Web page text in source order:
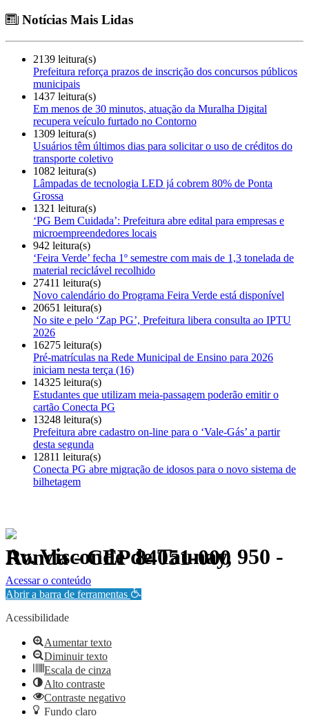
Notícias Mais Lidas
2139 leitura(s)
Prefeitura reforça prazos de inscrição dos concursos públicos
municipais
1437 leitura(s)
Em menos de 30 minutos, atuação da Muralha Digital
recupera veículo furtado no Contorno
1309 leitura(s)
Usuários têm últimos dias para solicitar o uso de créditos do
transporte coletivo
1082 leitura(s)
Lâmpadas de tecnologia LED já cobrem 80% de Ponta
Grossa
1321 leitura(s)
‘PG Bem Cuidada’: Prefeitura abre edital para empresas e
microempreendedores locais
942 leitura(s)
‘Feira Verde’ fecha 1º semestre com mais de 1,3 tonelada de
material reciclável recolhido
27411 leitura(s)
Novo calendário do Programa Feira Verde está disponível
20651 leitura(s)
No site e pelo ‘Zap PG’, Prefeitura libera consulta ao IPTU
2026
16275 leitura(s)
Pré-matrículas na Rede Municipal de Ensino para 2026
iniciam nesta terça (16)
14325 leitura(s)
Estudantes que utilizam meia-passagem poderão emitir o
cartão Conecta PG
13248 leitura(s)
Prefeitura abre cadastro on-line para o ‘Vale-Gás’ a partir
desta segunda
12811 leitura(s)
Conecta PG abre migração de idosos para o novo sistema de
bilhetagem
Av. Visconde de Taunay, 950 - Ronda - CEP 84051-000
Política de Privacidade.
Acessar o conteúdo
Abrir a barra de ferramentas
Acessibilidade
Aumentar texto
Diminuir texto
Escala de cinza
Alto contraste
Contraste negativo
Fundo claro